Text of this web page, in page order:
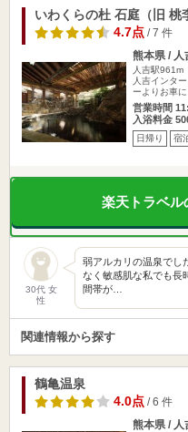
いわくらの杜 石庭（旧 桃
4.7点/ 7 件
熊本県 / 人
人吉駅961m
人吉インタ
ーよりお車に
営業時間
入浴料金
日帰り 宿
楽天トラベル
30代 女
性
弱アルカリの温泉でし
なく敏感肌な私でも長
間帯が…
関連情報から探す
鶴亀温泉
4.0点/ 6 件
熊本県 / 人